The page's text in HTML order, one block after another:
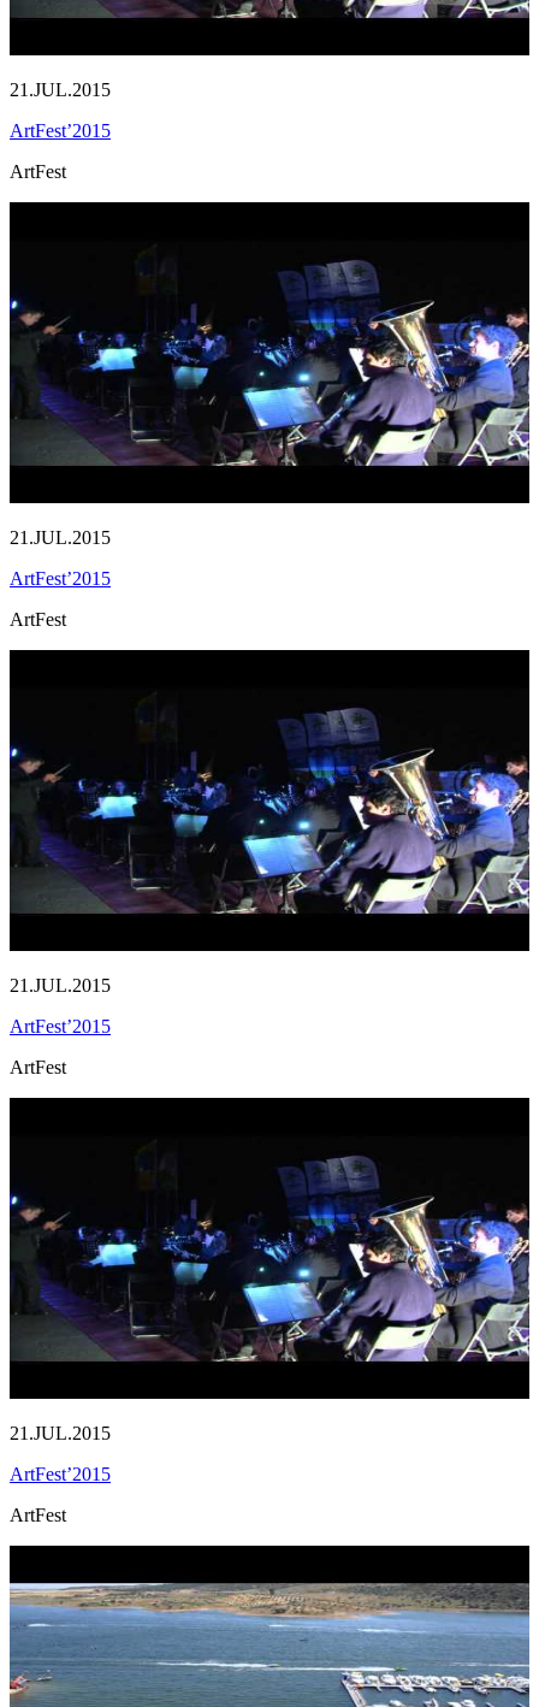
21.JUL.2015
ArtFest’2015
ArtFest
21.JUL.2015
ArtFest’2015
ArtFest
21.JUL.2015
ArtFest’2015
ArtFest
21.JUL.2015
ArtFest’2015
ArtFest